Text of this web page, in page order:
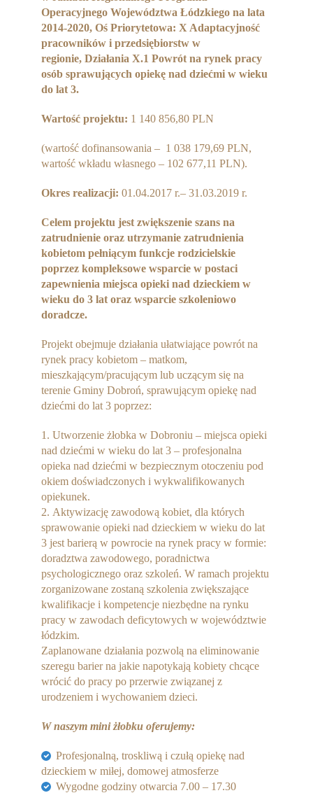
Sponsorzy
Kontakt
Rekrutacja Widzew
MALUCH PLUS
Zapytania ofertowe
Operacyjnego Województwa Łódzkiego na lata
2014-2020, Oś Priorytetowa: X Adaptacyjność
pracowników i przedsiębiorstw w
regionie, Działania X.1 Powrót na rynek pracy
osób sprawujących opiekę nad dziećmi w wieku
do lat 3.
Wartość projektu: 1 140 856,80 PLN
(wartość dofinansowania – 1 038 179,69 PLN,
wartość wkładu własnego – 102 677,11 PLN).
Okres realizacji: 01.04.2017 r.– 31.03.2019 r.
Celem projektu jest zwiększenie szans na
zatrudnienie oraz utrzymanie zatrudnienia
kobietom pełniącym funkcje rodzicielskie
poprzez kompleksowe wsparcie w postaci
zapewnienia miejsca opieki nad dzieckiem w
wieku do 3 lat oraz wsparcie szkoleniowo
doradcze.
Projekt obejmuje działania ułatwiające powrót na
rynek pracy kobietom – matkom,
mieszkającym/pracującym lub uczącym się na
terenie Gminy Dobroń, sprawującym opiekę nad
dziećmi do lat 3 poprzez:
Utworzenie żłobka w Dobroniu – miejsca opieki
nad dziećmi w wieku do lat 3 – profesjonalna
opieka nad dziećmi w bezpiecznym otoczeniu pod
okiem doświadczonych i wykwalifikowanych
opiekunek.
Aktywizację zawodową kobiet, dla których
sprawowanie opieki nad dzieckiem w wieku do lat
3 jest barierą w powrocie na rynek pracy w formie:
doradztwa zawodowego, poradnictwa
psychologicznego oraz szkoleń. W ramach projektu
zorganizowane zostaną szkolenia zwiększające
kwalifikacje i kompetencje niezbędne na rynku
pracy w zawodach deficytowych w województwie
łódzkim.
Zaplanowane działania pozwolą na eliminowanie
szeregu barier na jakie napotykają kobiety chcące
wrócić do pracy po przerwie związanej z
urodzeniem i wychowaniem dzieci.
W naszym mini żłobku oferujemy:
Profesjonalną, troskliwą i czułą opiekę nad
dzieckiem w miłej, domowej atmosferze
Wygodne godziny otwarcia 7.00 – 17.30